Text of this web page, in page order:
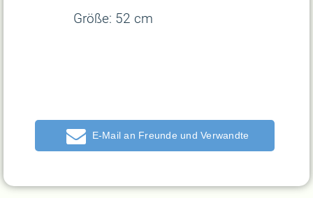
Größe: 52 cm
E-Mail